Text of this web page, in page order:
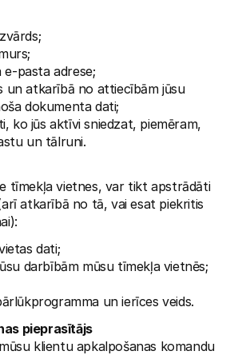
pasta adrese;
un atkarībā no attiecībām jūsu
dokumenta dati;
ko jūs aktīvi sniedzat, piemēram,
un tālruni.
tīmekļa vietnes, var tikt apstrādāti
atkarībā no tā, vai esat piekritis
dati;
darbībām mūsu tīmekļa vietnēs;
un ierīces veids.
pieprasītājs
klientu apkalpošanas komandu